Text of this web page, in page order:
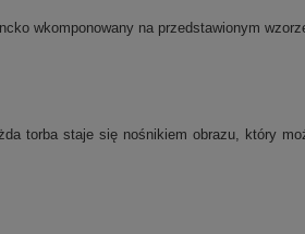
wkomponowany na przedstawionym
torba staje się nośnikiem obrazu, który